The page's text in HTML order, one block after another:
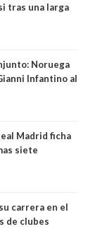
tras una larga
Noruega
Infantino al
Madrid ficha
siete
carrera en el
de clubes